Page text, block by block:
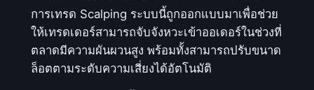
r
B
a
n
การเทรด Scalping ระบบนี้ถูกออกแบบมาเพื่อช่วย
ให้เทรดเดอร์สามารถจับจังหวะเข้าออเดอร์ในช่วงที่
ตลาดมีความผันผวนสูง พร้อมทั้งสามารถปรับขนาด
ล็อตตามระดับความเสี่ยงได้อัตโนมัติ